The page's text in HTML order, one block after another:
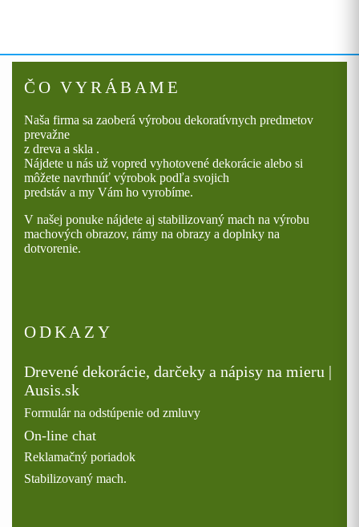
si
môžete
produktu.
ČO VYRÁBAME
Naša firma sa zaoberá výrobou dekoratívnych predmetov
prevažne
z dreva a skla .
Nájdete u nás už vopred vyhotovené dekorácie alebo si
môžete navrhnúť výrobok podľa svojich
predstáv a my Vám ho vyrobíme.
V našej ponuke nájdete aj stabilizovaný mach na výrobu
machových obrazov, rámy na obrazy a doplnky na
dotvorenie.
ODKAZY
Drevené dekorácie, darčeky a nápisy na mieru |
Ausis.sk
Formulár na odstúpenie od zmluvy
On-line chat
Reklamačný poriadok
Stabilizovaný mach.